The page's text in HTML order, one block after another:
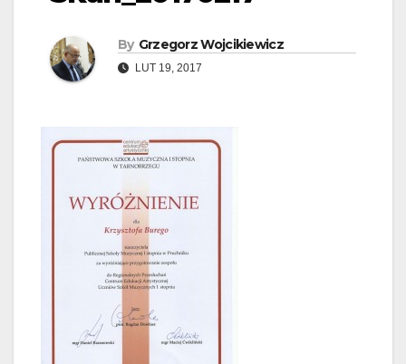
By Grzegorz Wojcikiewicz
LUT 19, 2017